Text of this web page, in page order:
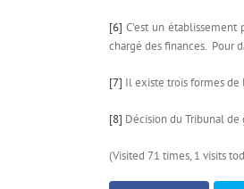
[6] C’est un
chargé des finances. Pour
[7] Il existe trois formes
[8] Décision du Tribunal
(Visited 71 times, 1 visits